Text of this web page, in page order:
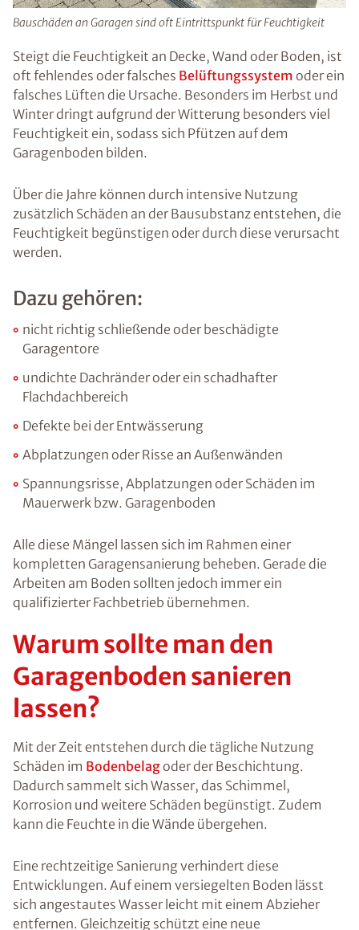
Bauschäden an Garagen sind oft Eintrittspunkt für Feuchtigkeit
Steigt die Feuchtigkeit an Decke, Wand oder Boden, ist
oft fehlendes oder falsches Belüftungssystem oder ein
falsches Lüften die Ursache. Besonders im Herbst und
Winter dringt aufgrund der Witterung besonders viel
Feuchtigkeit ein, sodass sich Pfützen auf dem
Garagenboden bilden.
Über die Jahre können durch intensive Nutzung
zusätzlich Schäden an der Bausubstanz entstehen, die
Feuchtigkeit begünstigen oder durch diese verursacht
werden.
Dazu gehören:
nicht richtig schließende oder beschädigte
Garagentore
undichte Dachränder oder ein schadhafter
Flachdachbereich
Defekte bei der Entwässerung
Abplatzungen oder Risse an Außenwänden
Spannungsrisse, Abplatzungen oder Schäden im
Mauerwerk bzw. Garagenboden
Alle diese Mängel lassen sich im Rahmen einer
kompletten Garagensanierung beheben. Gerade die
Arbeiten am Boden sollten jedoch immer ein
qualifizierter Fachbetrieb übernehmen.
Warum sollte man den
Garagenboden sanieren
lassen?
Mit der Zeit entstehen durch die tägliche Nutzung
Schäden im Bodenbelagoder der Beschichtung.
Dadurch sammelt sich Wasser, das Schimmel,
Korrosion und weitere Schäden begünstigt. Zudem
kann die Feuchte in die Wände übergehen.
Eine rechtzeitige Sanierung verhindert diese
Entwicklungen. Auf einem versiegelten Boden lässt
sich angestautes Wasser leicht mit einem Abzieher
entfernen. Gleichzeitig schützt eine neue